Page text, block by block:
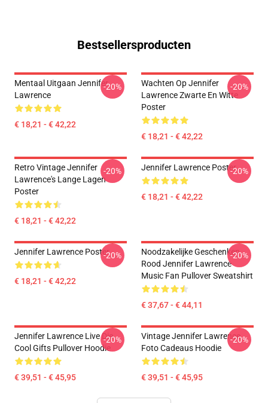
Bestsellersproducten
Mentaal Uitgaan Jennifer
Lawrence
€ 18,21 - € 42,22
-20%
Wachten Op Jennifer
Lawrence Zwarte En Witte
Poster
€ 18,21 - € 42,22
-20%
Retro Vintage Jennifer
Lawrence's Lange Lagen
Poster
€ 18,21 - € 42,22
-20% Jennifer Lawrence Poster
€ 18,21 - € 42,22
-20%
Jennifer Lawrence Poster
€ 18,21 - € 42,22
-20%
Noodzakelijke Geschenken
Rood Jennifer Lawrence
Music Fan Pullover Sweatshirt
€ 37,67 - € 44,11
-20%
Jennifer Lawrence Live Die
Cool Gifts Pullover Hoodie
€ 39,51 - € 45,95
-20%
Vintage Jennifer Lawrence
Foto Cadeaus Hoodie
€ 39,51 - € 45,95
-20%